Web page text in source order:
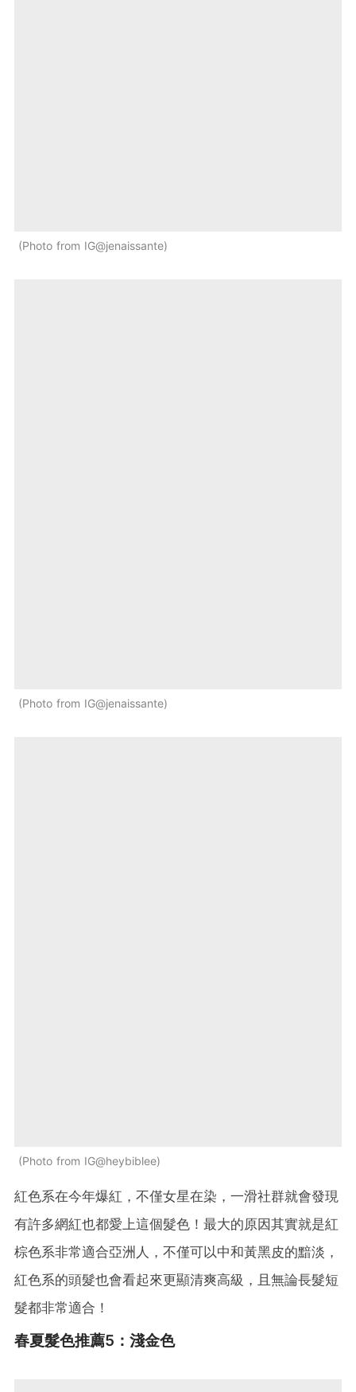
Photo from IG@jenaissante
Photo from IG@jenaissante
Photo from IG@heybiblee
紅色系在今年爆紅，不僅女星在染，一滑社群就會發現
有許多網紅也都愛上這個髮色！最大的原因其實就是紅
棕色系非常適合亞洲人，不僅可以中和黃黑皮的黯淡，
紅色系的頭髮也會看起來更顯清爽高級，且無論長髮短
髮都非常適合！
春夏髮色推薦5：淺金色